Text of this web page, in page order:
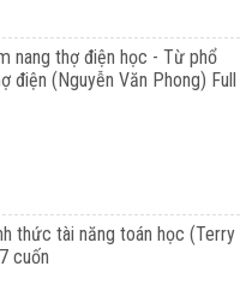
nang thợ điện học - Từ phổ
điện (Nguyễn Văn Phong) Full
thức tài năng toán học (Terry
cuốn